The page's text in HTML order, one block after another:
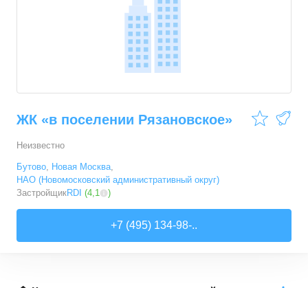
ЖК «в поселении Рязановское»
Неизвестно
Бутово, Новая Москва,
НАО (Новомосковский административный округ)
ЗастройщикRDI (4,1 )
+7 (495) 134-98-..